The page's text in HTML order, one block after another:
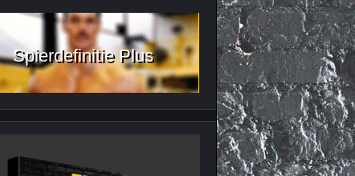
Spierdefinitie Plus